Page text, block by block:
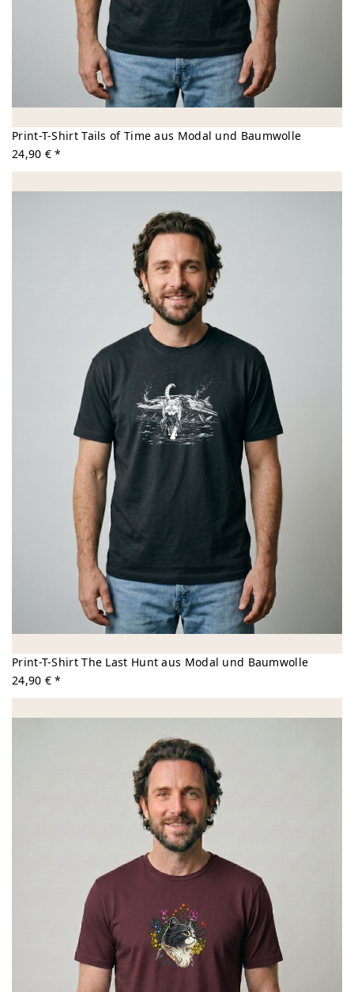
Print-T-Shirt Tails of Time aus Modal und Baumwolle
24,90 € *
Print-T-Shirt The Last Hunt aus Modal und Baumwolle
24,90 € *